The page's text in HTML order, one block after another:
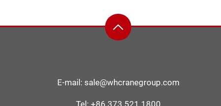
E-mail: sale@whcranegroup.com
Tel: +86 373 521 1800